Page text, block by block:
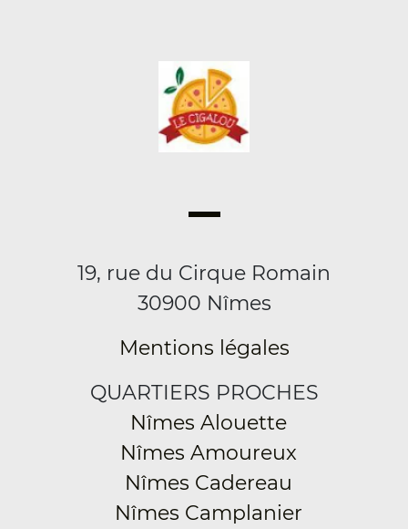
19, rue du Cirque Romain
30900 Nîmes
Mentions légales
QUARTIERS PROCHES
Nîmes Alouette
Nîmes Amoureux
Nîmes Cadereau
Nîmes Camplanier